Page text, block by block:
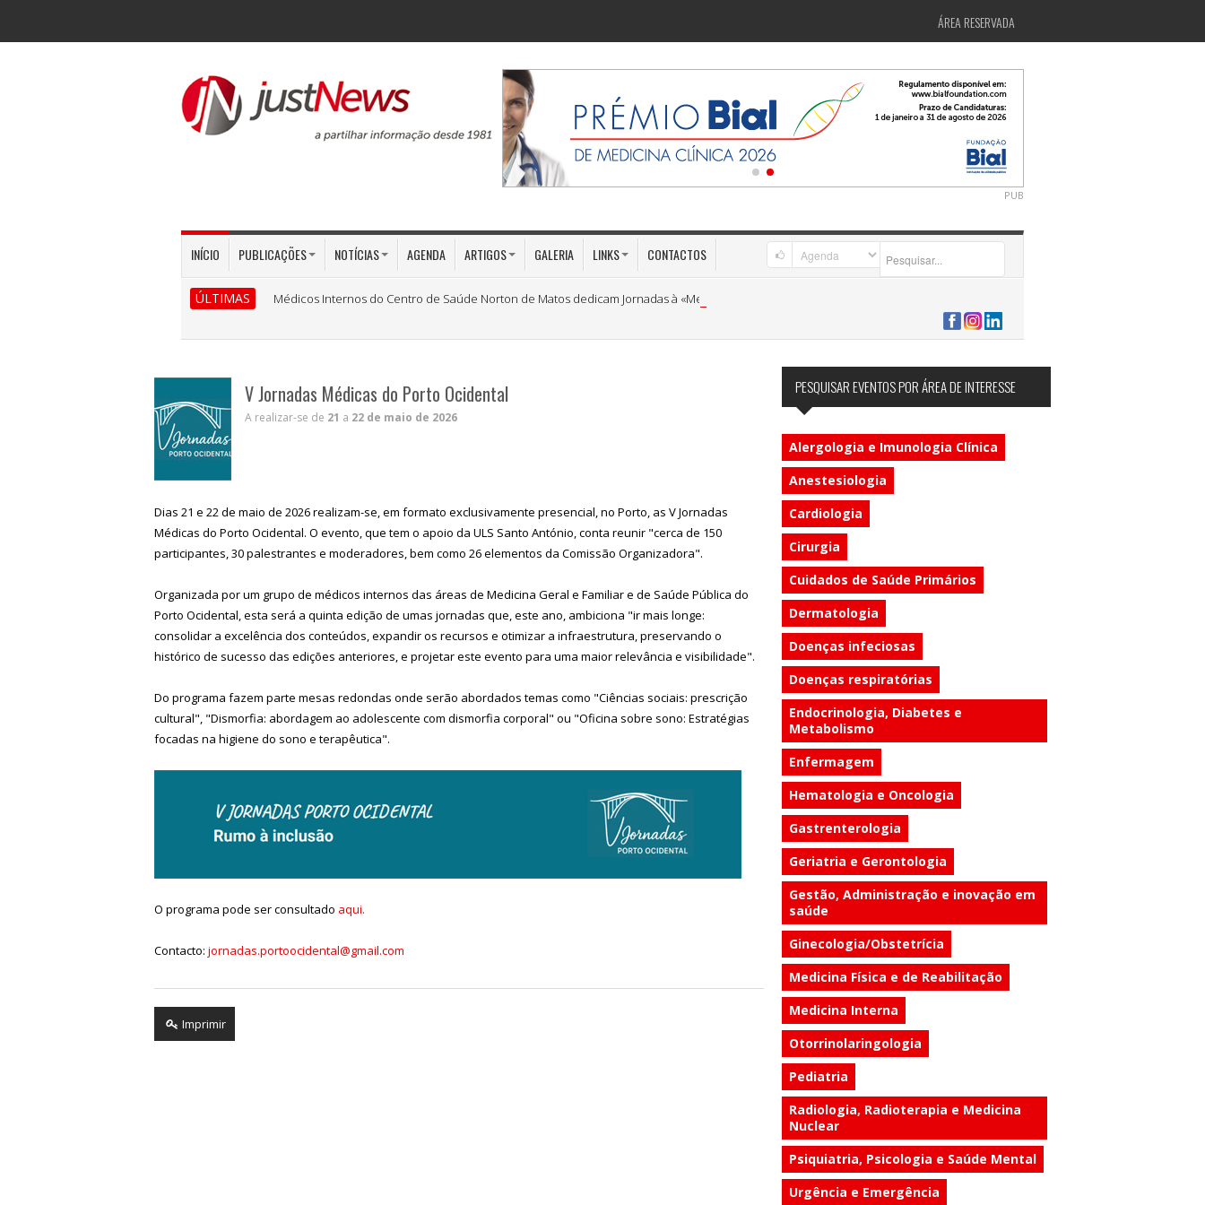
ÁREA RESERVADA
PUB
INÍCIO PUBLICAÇÕES NOTÍCIAS AGENDA ARTIGOS GALERIA LINKS CONTACTOS
ÚLTIMAS Médicos Internos do Centro de Saúde Norton de Matos dedicam Jornadas à «Medicina Preventiva»
V Jornadas Médicas do Porto Ocidental
A realizar-se de 21 a 22 de maio de 2026
Dias 21 e 22 de maio de 2026 realizam-se, em formato exclusivamente presencial, no Porto, as V Jornadas
Médicas do Porto Ocidental. O evento, que tem o apoio da ULS Santo António, conta reunir "cerca de 150
participantes, 30 palestrantes e moderadores, bem como 26 elementos da Comissão Organizadora".
Organizada por um grupo de médicos internos das áreas de Medicina Geral e Familiar e de Saúde Pública do
Porto Ocidental, esta será a quinta edição de umas jornadas que, este ano, ambiciona "ir mais longe:
consolidar a excelência dos conteúdos, expandir os recursos e otimizar a infraestrutura, preservando o
histórico de sucesso das edições anteriores, e projetar este evento para uma maior relevância e visibilidade".
Do programa fazem parte mesas redondas onde serão abordados temas como "Ciências sociais: prescrição
cultural", "Dismorfia: abordagem ao adolescente com dismorfia corporal" ou "Oficina sobre sono: Estratégias
focadas na higiene do sono e terapêutica".
O programa pode ser consultado aqui.
Contacto: jornadas.portoocidental@gmail.com
Imprimir
PESQUISAR EVENTOS POR ÁREA DE INTERESSE
Alergologia e Imunologia Clínica
Anestesiologia
Cardiologia
Cirurgia
Cuidados de Saúde Primários
Dermatologia
Doenças infeciosas
Doenças respiratórias
Endocrinologia, Diabetes e
Metabolismo
Enfermagem
Hematologia e Oncologia
Gastrenterologia
Geriatria e Gerontologia
Gestão, Administração e inovação em
saúde
Ginecologia/Obstetrícia
Medicina Física e de Reabilitação
Medicina Interna
Otorrinolaringologia
Pediatria
Radiologia, Radioterapia e Medicina
Nuclear
Psiquiatria, Psicologia e Saúde Mental
Urgência e Emergência